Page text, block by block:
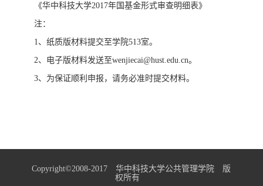
《华中科技大学2017年国基金形式审查明细表》
注：
1、纸质版材料提交至学院513室。
2、电子版材料发送至wenjiecai@hust.edu.cn。
3、为保证顺利申报，请务必准时提交材料。
Copyright©2008-2017 华中科技大学公共管理学院 版
权所有